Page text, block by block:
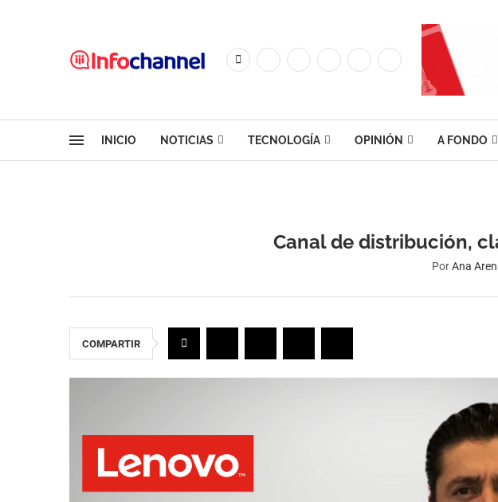
INICIO NOTICIAS TECNOLOGÍA OPINIÓN A FONDO
Canal de distribución,
PorAna
COMPARTIR